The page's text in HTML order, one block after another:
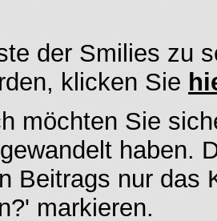
der Smilies zu
klicken Sie
möchten Sie
haben.
Beitrags nur das
markieren.